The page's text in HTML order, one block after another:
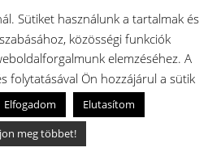
RR513D-
CEGA2
738269
RR6A3E-
CEGA2
Sütiket használunk a tartalmak és
közösségi funkciók
elemzéséhez. A
folytatásával Ön hozzájárul a sütik
Elfogadom
Elutasítom
meg többet!